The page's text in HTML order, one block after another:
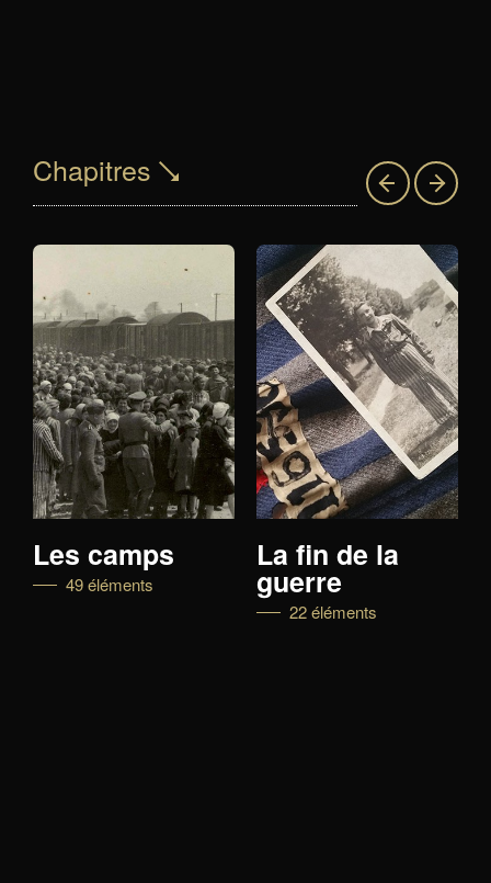
Chapitres
Les camps
49 éléments
La fin de la
guerre
22 éléments